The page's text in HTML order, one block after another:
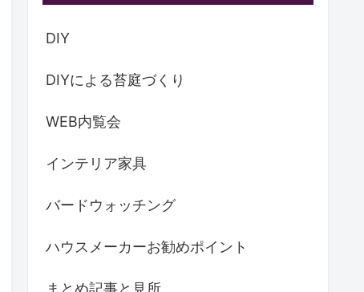
DIY
DIYによる苔庭づくり
WEB内覧会
インテリア家具
バードウォッチング
ハウスメーカーお勧めポイント
まとめ記事と見所